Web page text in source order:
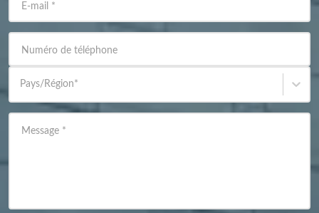
E-mail *
Numéro de téléphone
Pays/Région*
Message *